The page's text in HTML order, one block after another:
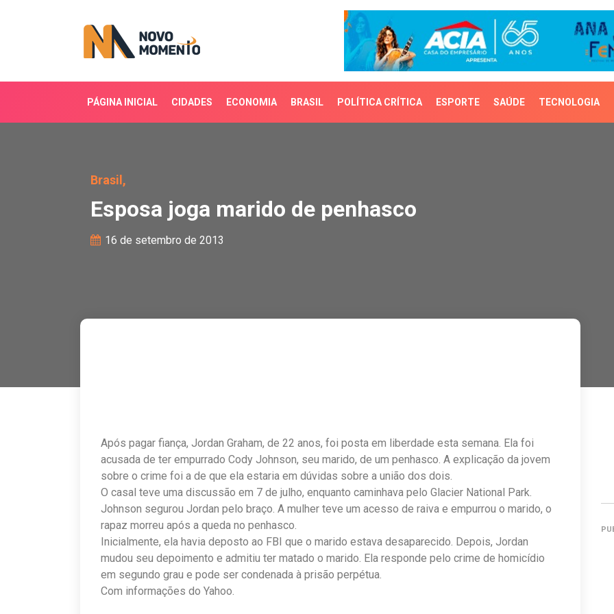
PÁGINA INICIAL CIDADES ECONOMIA BRASIL POLÍTICA CRÍTICA ESPORTE SAÚDE TECNOLOGIA
Brasil,
Esposa joga marido de penhasco
16 de setembro de 2013
Após pagar fiança, Jordan Graham, de 22 anos, foi posta em liberdade esta semana. Ela foi
acusada de ter empurrado Cody Johnson, seu marido, de um penhasco. A explicação da jovem
sobre o crime foi a de que ela estaria em dúvidas sobre a união dos dois.
O casal teve uma discussão em 7 de julho, enquanto caminhava pelo Glacier National Park.
Johnson segurou Jordan pelo braço. A mulher teve um acesso de raiva e empurrou o marido, o
rapaz morreu após a queda no penhasco.
Inicialmente, ela havia deposto ao FBI que o marido estava desaparecido. Depois, Jordan
mudou seu depoimento e admitiu ter matado o marido. Ela responde pelo crime de homicídio
em segundo grau e pode ser condenada à prisão perpétua.
Com informações do Yahoo.